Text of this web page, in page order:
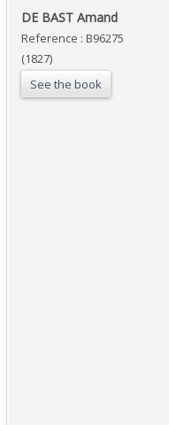
‎DE BAST Amand‎
Reference : B96275
(1827)
See the book